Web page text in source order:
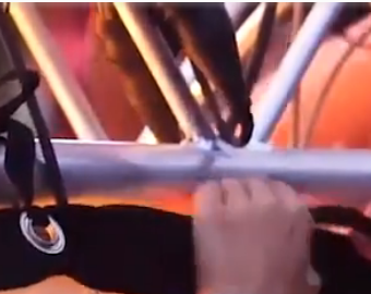
Salta al contingut principal